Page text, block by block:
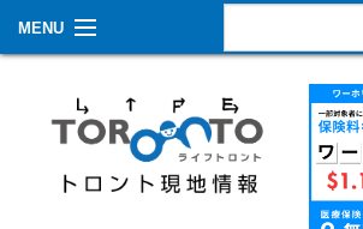
MENU
生活情報
その他